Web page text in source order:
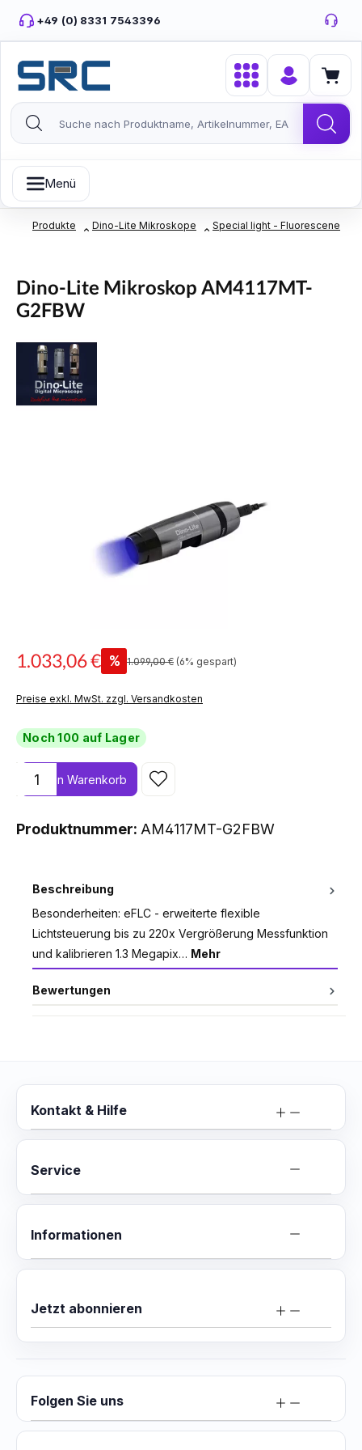
Zum Hauptinhalt springen
+49 (0) 8331 7543396
Menü
Produkte Dino-Lite Mikroskope Special light - Fluorescene
Dino-Lite Mikroskop AM4117MT-
G2FBW
Verkaufspreis:
1.033,06 € % Regulärer Preis:
1.099,00 € (6% gespart)
Preise exkl. MwSt. zzgl. Versandkosten
Noch 100 auf Lager
Produkt Anzahl: Gib den gewünschten Wert ein oder benutze
In den Warenkorb
Produktnummer: AM4117MT-G2FBW
Beschreibung
Besonderheiten: eFLC - erweiterte flexible
Lichtsteuerung bis zu 220x Vergrößerung Messfunktion
und kalibrieren 1.3 Megapix… Mehr
Bewertungen
Kontakt & Hilfe
Service
Informationen
Jetzt abonnieren
Folgen Sie uns